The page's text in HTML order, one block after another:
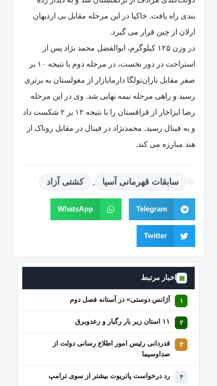
بندی راه یافت. خاکپا در این مرحله مقابل بی اردیهان
ارلان از چین قرار می گیرد.
در وزن ۱۲۵ کیلوگرم، ابوالفضل محمد نژاد پس از
استراحت در دور نخست، در مرحله دوم با نتیجه ۱۰ بر
صفر مقابل ناران‌تولگا دارمابازار از مغولستان به برتری
رسید و راهی مرحله نیمه نهایی شد. وی در این مرحله
رضا ایزاخار از قزاقستان را با نتیجه ۱۲ بر ۲ شکست داد
و به فینال رسید. محمدنژاد در فینال در مقابل روناک از
هند مبارزه می کند.
سابقات قهرمانی آسیا , کشتی آزاد
Telegram
WhatsApp
Twitter
▤ اخبار مرتبط
آژانس دوستی» در آستانه فصل دوم
۱۱ استان زیر بار رگبار و رعدوبرق
قدردانی رئیس امور اطلاع رسانی دولت از
صداوسیما
رد درخواست پاتریوت بیشتر از سوی ترامپ